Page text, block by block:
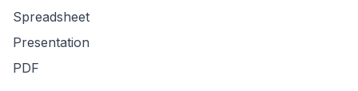
Spreadsheet
Presentation
PDF